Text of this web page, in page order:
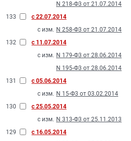
N 218-Ф3 от 21.07.2014
133
с 22.07.2014
с изм. N 258-Ф3 от 21.07.2014
132
с 11.07.2014
с изм. N 179-Ф3 от 28.06.2014
N 195-Ф3 от 28.06.2014
131
с 05.06.2014
с изм. N 15-Ф3 от 03.02.2014
130
с 25.05.2014
с изм. N 313-Ф3 от 25.11.2013
129
с 16.05.2014